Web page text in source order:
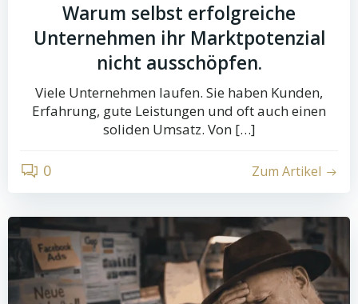
Warum selbst erfolgreiche
Unternehmen ihr Marktpotenzial
nicht ausschöpfen.
Viele Unternehmen laufen. Sie haben Kunden,
Erfahrung, gute Leistungen und oft auch einen
soliden Umsatz. Von […]
0 Zum Artikel